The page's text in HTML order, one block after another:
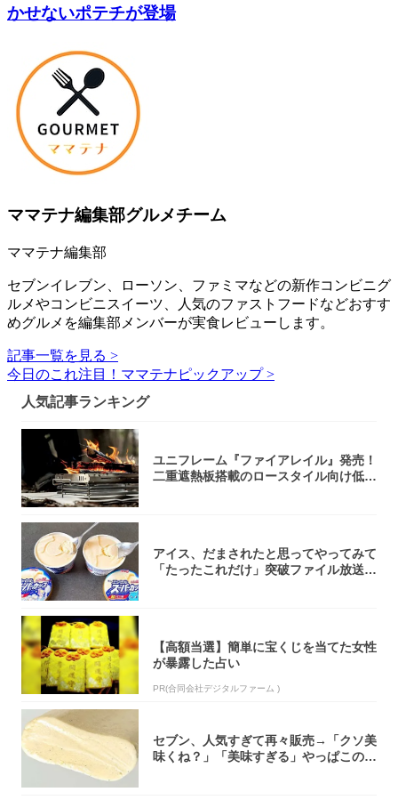
かせないポテチが登場
ママテナ編集部グルメチーム
ママテナ編集部
セブンイレブン、ローソン、ファミマなどの新作コンビニグ
ルメやコンビニスイーツ、人気のファストフードなどおすす
めグルメを編集部メンバーが実食レビューします。
記事一覧を見る >
今日のこれ注目！ママテナピックアップ >
人気記事ランキング
ユニフレーム『ファイアレイル』発売！
二重遮熱板搭載のロースタイル向け低型
アイス、だまされたと思ってやってみて
「たったこれだけ」突破ファイル放送で
【高額当選】簡単に宝くじを当てた女性
が暴露した占い
PR(合同会社デジタルファーム )
セブン、人気すぎて再々販売→「クソ美
味くね？」「美味すぎる」やっぱこのク